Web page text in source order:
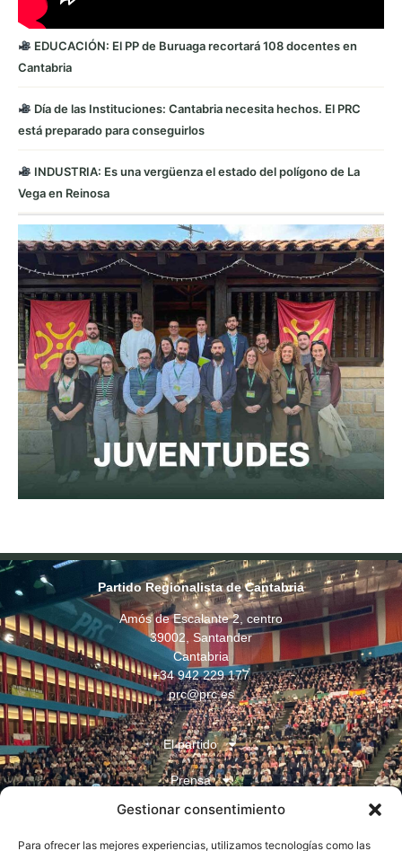
Gestionar consentimiento
Para ofrecer las mejores experiencias, utilizamos tecnologías como las
EDUCACIÓN: El PP de Buruaga recortará 108 docentes en
Cantabria
Día de las Instituciones: Cantabria necesita hechos. El PRC
está preparado para conseguirlos
INDUSTRIA: Es una vergüenza el estado del polígono de La
Vega en Reinosa
Partido Regionalista de Cantabria
Amós de Escalante 2, centro
39002, Santander
Cantabria
+34 942 229 177
prc@prc.es
El partido
Prensa
Juventudes